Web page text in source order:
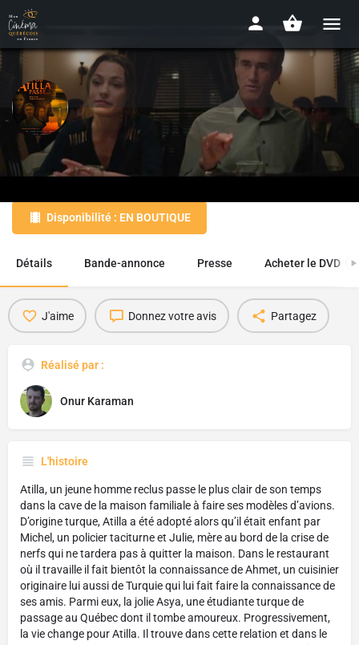
Là où Atilla passe...
2015 - 1h29
Disponibilité : EN BOUTIQUE
Détails Bande-annonce Presse Acheter le DVD 1
J'aime Donnez votre avis Partagez
Réalisé par :
Onur Karaman
L'histoire
Atilla, un jeune homme reclus passe le plus clair de son temps
dans la cave de la maison familiale à faire ses modèles d’avions.
D’origine turque, Atilla a été adopté alors qu’il était enfant par
Michel, un policier taciturne et Julie, mère au bord de la crise de
nerfs qui ne tardera pas à quitter la maison. Dans le restaurant
où il travaille il fait bientôt la connaissance de Ahmet, un cuisinier
originaire lui aussi de Turquie qui lui fait faire la connaissance de
ses amis. Parmi eux, la jolie Asya, une étudiante turque de
passage au Québec dont il tombe amoureux. Progressivement,
la vie change pour Atilla. Il trouve dans cette relation et dans le